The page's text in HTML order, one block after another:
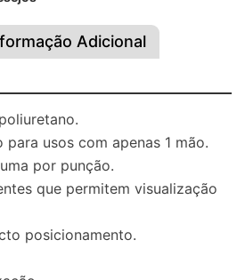
Adicional
para usos com apenas 1 mão.
por punção.
que permitem visualização
posicionamento.